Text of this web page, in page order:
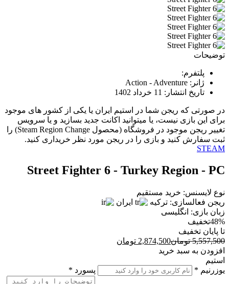
توضیحات
پلتفرم:
ژانر: Action - Adventure
تاریخ انتشار: 11 خرداد 1402
در صورتی که ریجن شما در استیم ایران یا یکی از کشور های موجود
برای این بازی نیست، یا میتوانید اکانت جدید بسازید و یا سرویس
تغییر ریجن موجود در فروشگاه (محصول Steam Region Change) را
ثبت سفارش کنید و بازی را در ریجن مورد نظر خریداری کنید.
STEAM
Street Fighter 6 - Turkey Region - PC
نوع لایسنس: خرید مستقیم
ریجن فعالسازی: ترکیه
ایران
زبان بازی: انگلیسی
48%تخفیف
تا پایان تخفیف
5,557,500 تومان2,874,500 تومان
افزودن به سبد خرید
استیم
یوزرنیم * پسورد *